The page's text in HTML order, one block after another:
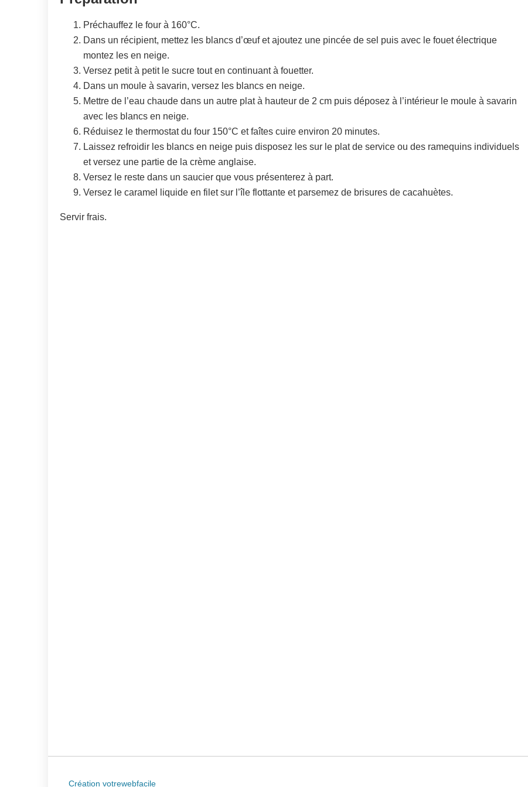
Préchauffez le four à 160°C.
Dans un récipient, mettez les blancs d’œuf et ajoutez une pincée de sel puis avec le fouet électrique
montez les en neige.
Versez petit à petit le sucre tout en continuant à fouetter.
Dans un moule à savarin, versez les blancs en neige.
Mettre de l’eau chaude dans un autre plat à hauteur de 2 cm puis déposez à l’intérieur le moule à savarin
avec les blancs en neige.
Réduisez le thermostat du four 150°C et faîtes cuire environ 20 minutes.
Laissez refroidir les blancs en neige puis disposez les sur le plat de service ou des ramequins individuels
et versez une partie de la crème anglaise.
Versez le reste dans un saucier que vous présenterez à part.
Versez le caramel liquide en filet sur l’île flottante et parsemez de brisures de cacahuètes.
Servir frais.
Création votrewebfacile